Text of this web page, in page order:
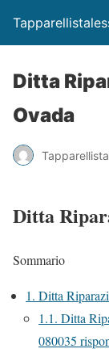
Ditta
Ovada
Ditta
Sommario
1. Ditta
1.1. Ditta
080035